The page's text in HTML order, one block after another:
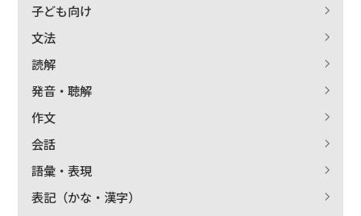
子ども向け
文法
読解
発音・聴解
作文
会話
語彙・表現
表記（かな・漢字）